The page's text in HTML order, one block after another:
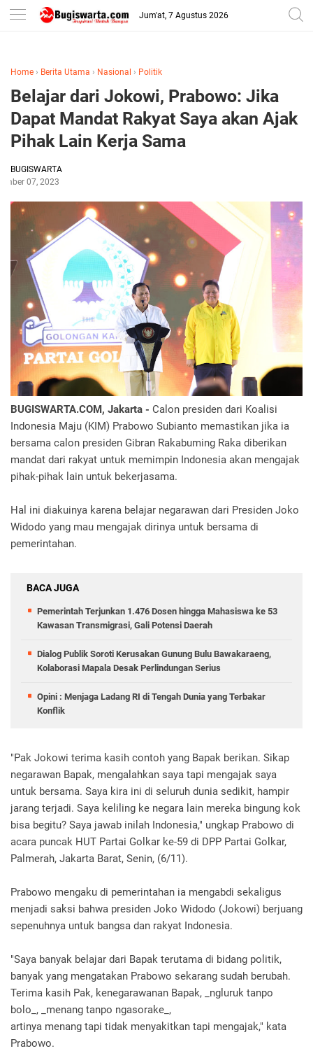
-->
Jum'at, 7 Agustus 2026
Home › Berita Utama › Nasional › Politik
Belajar dari Jokowi, Prabowo: Jika
Dapat Mandat Rakyat Saya akan Ajak
Pihak Lain Kerja Sama
BUGISWARTA
07, 2023
BUGISWARTA.COM, Jakarta - Calon presiden dari Koalisi
Indonesia Maju (KIM) Prabowo Subianto memastikan jika ia
bersama calon presiden Gibran Rakabuming Raka diberikan
mandat dari rakyat untuk memimpin Indonesia akan mengajak
pihak-pihak lain untuk bekerjasama.
Hal ini diakuinya karena belajar negarawan dari Presiden Joko
Widodo yang mau mengajak dirinya untuk bersama di
pemerintahan.
BACA JUGA
Pemerintah Terjunkan 1.476 Dosen hingga Mahasiswa ke 53
Kawasan Transmigrasi, Gali Potensi Daerah
Dialog Publik Soroti Kerusakan Gunung Bulu Bawakaraeng,
Kolaborasi Mapala Desak Perlindungan Serius
Opini : Menjaga Ladang RI di Tengah Dunia yang Terbakar
Konflik
"Pak Jokowi terima kasih contoh yang Bapak berikan. Sikap
negarawan Bapak, mengalahkan saya tapi mengajak saya
untuk bersama. Saya kira ini di seluruh dunia sedikit, hampir
jarang terjadi. Saya keliling ke negara lain mereka bingung kok
bisa begitu? Saya jawab inilah Indonesia," ungkap Prabowo di
acara puncak HUT Partai Golkar ke-59 di DPP Partai Golkar,
Palmerah, Jakarta Barat, Senin, (6/11).
Prabowo mengaku di pemerintahan ia mengabdi sekaligus
menjadi saksi bahwa presiden Joko Widodo (Jokowi) berjuang
sepenuhnya untuk bangsa dan rakyat Indonesia.
"Saya banyak belajar dari Bapak terutama di bidang politik,
banyak yang mengatakan Prabowo sekarang sudah berubah.
Terima kasih Pak, kenegarawanan Bapak, _ngluruk tanpo
bolo_, _menang tanpo ngasorake_,
artinya menang tapi tidak menyakitkan tapi mengajak," kata
Prabowo.